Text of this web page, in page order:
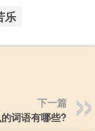
乐
下一篇
词语有哪些?